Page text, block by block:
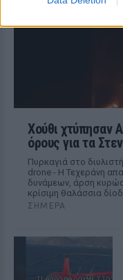
Χούθι χτύπησαν
όρους για τα
Πυρκαγιά στο
drone - Η Τεχεράνη
δυνάμεων, άρση
κρίσιμη θαλάσσια
ΣΉΜΕΡΑ